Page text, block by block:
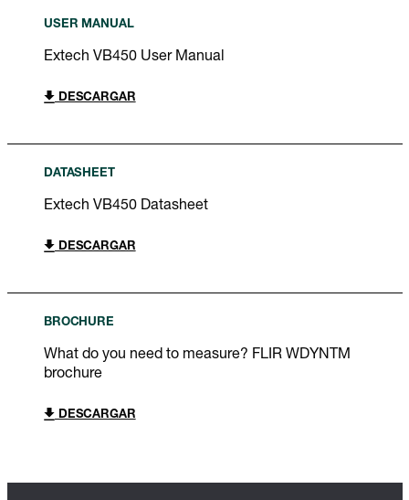
USER MANUAL
Extech VB450 User Manual
DESCARGAR
DATASHEET
Extech VB450 Datasheet
DESCARGAR
BROCHURE
What do you need to measure? FLIR WDYNTM
brochure
DESCARGAR